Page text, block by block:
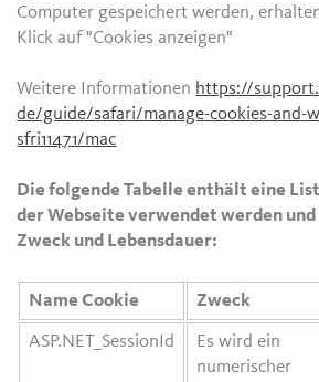
Computer gespeichert werden,
Klick auf "Cookies anzeigen"
Weitere Informationen https://
de/guide/safari/manage-cookies-and-
sfri11471/mac
Die folgende Tabelle enthält eine
der Webseite verwendet werden
Zweck und Lebensdauer:
Name Cookie Zweck
ASP.NET_SessionId
Es wird ein
numerischer